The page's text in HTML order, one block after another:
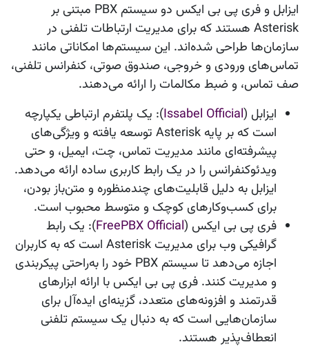
ایزابل و فری پی بی ایکس
دو سیستم PBX مبتنی بر
Asterisk هستند که برای مدیریت ارتباطات تلفنی در
سازمان‌ها طراحی شده‌اند. این سیستم‌ها امکاناتی مانند
تماس‌های ورودی و خروجی، صندوق صوتی، کنفرانس تلفنی،
صف تماس، و ضبط مکالمات را ارائه می‌دهند.
ایزابل (
Issabel Official): یک پلتفرم ارتباطی یکپارچه
است که بر پایه Asterisk توسعه یافته و ویژگی‌های
پیشرفته‌ای مانند مدیریت تماس، چت، ایمیل، و حتی
ویدئوکنفرانس را در یک رابط کاربری ساده ارائه می‌دهد.
ایزابل به دلیل قابلیت‌های چندمنظوره و متن‌باز بودن،
برای کسب‌وکارهای کوچک و متوسط محبوب است.
فری پی بی ایکس (
FreePBX Official): یک رابط
گرافیکی وب برای مدیریت Asterisk است که به کاربران
اجازه می‌دهد تا سیستم PBX خود را به‌راحتی پیکربندی
و مدیریت کنند. فری پی بی ایکس با ارائه ابزارهای
قدرتمند و افزونه‌های متعدد، گزینه‌ای ایده‌آل برای
سازمان‌هایی است که به دنبال یک سیستم تلفنی
انعطاف‌پذیر هستند.